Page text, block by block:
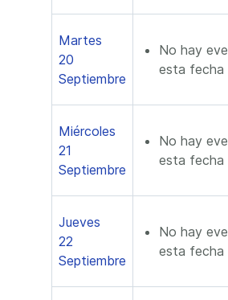
Martes
20
Septiembre
No hay
esta fecha
Miércoles
21
Septiembre
No hay
esta fecha
Jueves
22
Septiembre
No hay
esta fecha